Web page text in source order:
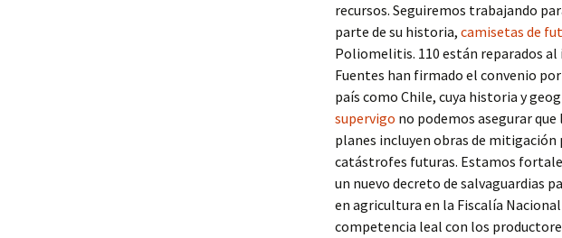
recursos. Seguiremos trabajando
parte de su historia, camisetas de
Poliomelitis. 110 están reparados al
Fuentes han firmado el convenio
país como Chile, cuya historia y
supervigo no podemos asegurar
planes incluyen obras de
catástrofes futuras. Estamos
un nuevo decreto de salvaguardias
en agricultura en la Fiscalía
competencia leal con los